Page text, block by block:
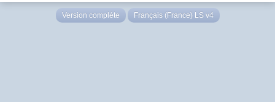
Version complète Français (France) LS v4